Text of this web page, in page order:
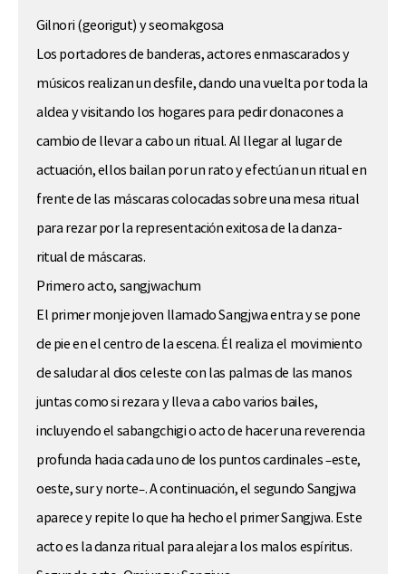
Gilnori (georigut) y seomakgosa
Los portadores de banderas, actores enmascarados y
músicos realizan un desfile, dando una vuelta por toda la
aldea y visitando los hogares para pedir donacones a
cambio de llevar a cabo un ritual. Al llegar al lugar de
actuación, ellos bailan por un rato y efectúan un ritual en
frente de las máscaras colocadas sobre una mesa ritual
para rezar por la representación exitosa de la danza-
ritual de máscaras.
Primero acto, sangjwachum
El primer monje joven llamado Sangjwa entra y se pone
de pie en el centro de la escena. Él realiza el movimiento
de saludar al dios celeste con las palmas de las manos
juntas como si rezara y lleva a cabo varios bailes,
incluyendo el sabangchigi o acto de hacer una reverencia
profunda hacia cada uno de los puntos cardinales –este,
oeste, sur y norte–. A continuación, el segundo Sangjwa
aparece y repite lo que ha hecho el primer Sangjwa. Este
acto es la danza ritual para alejar a los malos espíritus.